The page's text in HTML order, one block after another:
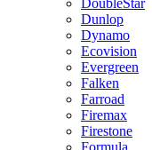
DoubleStar
Dunlop
Dynamo
Ecovision
Evergreen
Falken
Farroad
Firemax
Firestone
Formula